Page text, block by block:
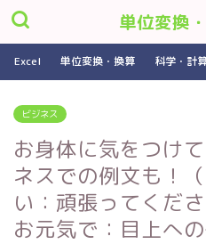
単位変換
Excel 単位変換・換算 科学・計
ビジネス
お身体に気をつけ
ネスでの例文も！
い：頑張ってくだ
お元気で：目上への